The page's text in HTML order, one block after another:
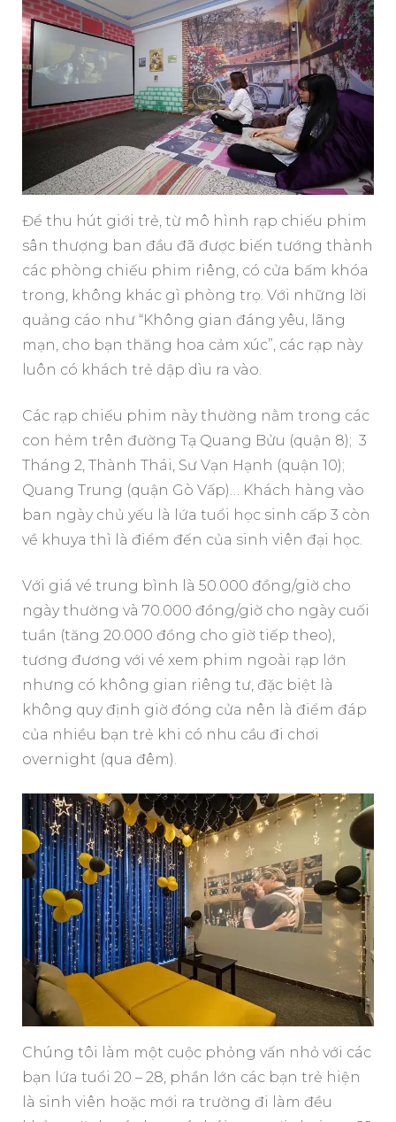
Để thu hút giới trẻ, từ mô hình rạp chiếu phim
sân thượng ban đầu đã được biến tướng thành
các phòng chiếu phim riêng, có cửa bấm khóa
trong, không khác gì phòng trọ. Với những lời
quảng cáo như “Không gian đáng yêu, lãng
mạn, cho bạn thăng hoa cảm xúc”, các rạp này
luôn có khách trẻ dập dìu ra vào.
Các rạp chiếu phim này thường nằm trong các
con hẻm trên đường Tạ Quang Bửu (quận 8); 3
Tháng 2, Thành Thái, Sư Vạn Hạnh (quận 10);
Quang Trung (quận Gò Vấp)… Khách hàng vào
ban ngày chủ yếu là lứa tuổi học sinh cấp 3 còn
về khuya thì là điểm đến của sinh viên đại học.
Với giá vé trung bình là 50.000 đồng/giờ cho
ngày thường và 70.000 đồng/giờ cho ngày cuối
tuần (tăng 20.000 đồng cho giờ tiếp theo),
tương đương với vé xem phim ngoài rạp lớn
nhưng có không gian riêng tư, đặc biệt là
không quy định giờ đóng cửa nên là điểm đáp
của nhiều bạn trẻ khi có nhu cầu đi chơi
overnight (qua đêm).
Chúng tôi làm một cuộc phỏng vấn nhỏ với các
bạn lứa tuổi 20 – 28, phần lớn các bạn trẻ hiện
là sinh viên hoặc mới ra trường đi làm đều